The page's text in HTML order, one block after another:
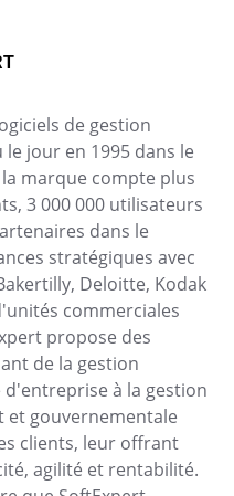
de gestion
jour en 1995 dans le
marque compte plus
3 000 000 utilisateurs
dans le
stratégiques avec
Deloitte, Kodak
commerciales
propose des
de la gestion
à la gestion
et gouvernementale
clients, leur offrant
agilité et rentabilité.